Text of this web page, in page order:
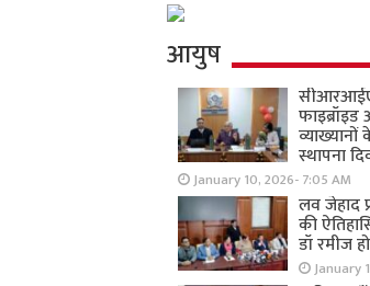
आयुष
स्थापना
January 10, 2026- 7:05 AM
लव जेहाद
की
डॉ रमीज
January